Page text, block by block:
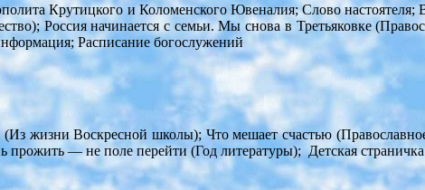
Крутицкого и Коломенского Ювеналия; Слово
Россия начинается с семьи. Мы снова в Третьяковке
Расписание богослужений
(Из жизни Воскресной школы); Что мешает счастью
— не поле перейти (Год литературы); Детская